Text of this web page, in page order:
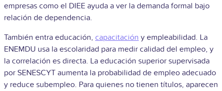
empresas como el DIEE ayuda a ver la demanda formal bajo
relación de dependencia.
También entra educación, capacitación y empleabilidad. La
ENEMDU usa la escolaridad para medir calidad del empleo, y
la correlación es directa. La educación superior supervisada
por SENESCYT aumenta la probabilidad de empleo adecuado
y reduce subempleo. Para quienes no tienen títulos, aparecen